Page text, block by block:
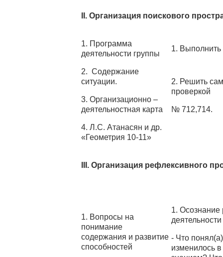
II. Организация поискового
1. Программа
деятельности группы
2. Содержание
ситуации.
3. Организационно –
деятельностная карта
4. Л.С. Атанасян и др.
«Геометрия 10-11»
1.
2. Решить
проверкой
№ 712,714.
III. Организация рефлексивного
1. Вопросы на
понимание
содержания и развитие
способностей
1. Осознание
- Что
изменилось